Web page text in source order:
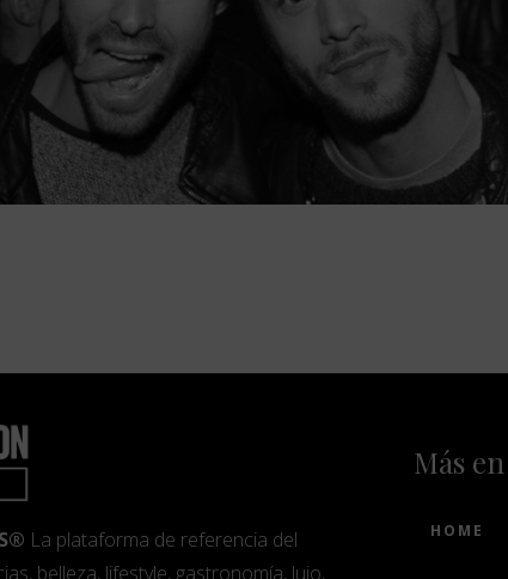
La plataforma de referencia del
belleza, lifestyle, gastronomía, lujo,
Más
HOME